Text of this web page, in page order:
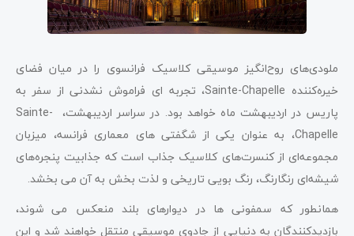
ملودی‌های روح‌انگیز موسیقی کلاسیک فرانسوی را در میان فضای
خیره‌کننده Sainte-Chapelle، تجربه ای فراموش نشدنی از سفر به
پاریس در اردیبهشت ماه خواهد بود. در سراسر اردیبهشت، Sainte-
Chapelle، به عنوان یکی از شگفتی های معماری فرانسه، میزبان
مجموعه‌ای از کنسرت‌های کلاسیک جذاب است که جذابیت پنجره‌های
شیشه‌ای رنگارنگ، رنگ بویی تاریخی و لذت بخش به آن می بخشد.
همانطور که سمفونی ها در دیوارهای بلند منعکس می شوند،
بازدیدکنندگان به دنیایی از جادوی موسیقی منتقل خواهند شد و این